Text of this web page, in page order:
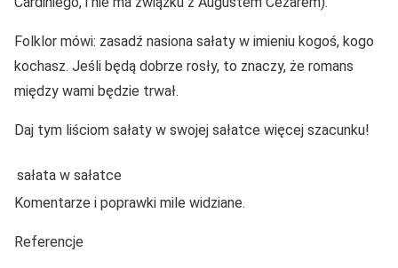
Folklor mówi: zasadź nasiona sałaty w imieniu kogoś, kogo
kochasz. Jeśli będą dobrze rosły, to znaczy, że romans
między wami będzie trwał.
Daj tym liściom sałaty w swojej sałatce więcej szacunku!
sałata w sałatce
Komentarze i poprawki mile widziane.
Referencje